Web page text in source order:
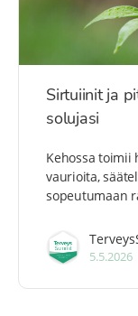
Sirtuiinit ja
solujasi
Kehossa toimii
vaurioita,
sopeutumaan
5.5.2026